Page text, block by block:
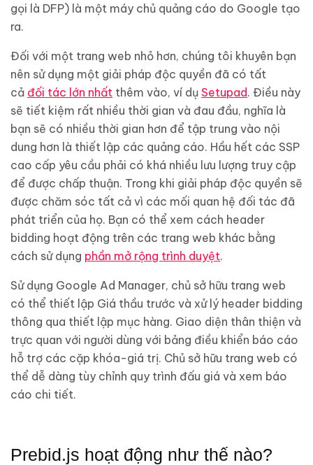
gọi là DFP) là một máy chủ quảng cáo do Google tạo
ra.
Đối với một trang web nhỏ hơn, chúng tôi khuyên bạn
nên sử dụng một giải pháp độc quyền đã có tất
cả đối tác lớn nhất thêm vào, ví dụ Setupad. Điều này
sẽ tiết kiệm rất nhiều thời gian và đau đầu, nghĩa là
bạn sẽ có nhiều thời gian hơn để tập trung vào nội
dung hơn là thiết lập các quảng cáo. Hầu hết các SSP
cao cấp yêu cầu phải có khá nhiều lưu lượng truy cập
để được chấp thuận. Trong khi giải pháp độc quyền sẽ
được chăm sóc tất cả vì các mối quan hệ đối tác đã
phát triển của họ. Bạn có thể xem cách header
bidding hoạt động trên các trang web khác bằng
cách sử dụng phần mở rộng trình duyệt.
Sử dụng Google Ad Manager, chủ sở hữu trang web
có thể thiết lập Giá thầu trước và xử lý header bidding
thông qua thiết lập mục hàng. Giao diện thân thiện và
trực quan với người dùng với bảng điều khiển báo cáo
hỗ trợ các cặp khóa-giá trị. Chủ sở hữu trang web có
thể dễ dàng tùy chỉnh quy trình đấu giá và xem báo
cáo chi tiết.
Prebid.js hoạt động như thế nào?